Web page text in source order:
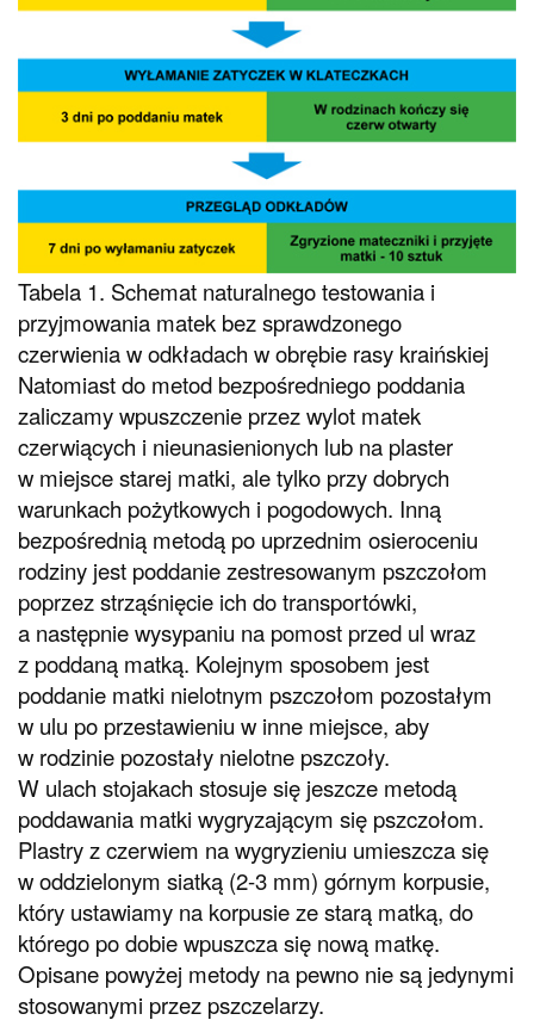
Tabela 1. Schemat naturalnego testowania i
przyjmowania matek bez sprawdzonego
czerwienia w odkładach w obrębie rasy kraińskiej
Natomiast do metod bezpośredniego poddania
zaliczamy wpuszczenie przez wylot matek
czerwiących i nieunasienionych lub na plaster
w miejsce starej matki, ale tylko przy dobrych
warunkach pożytkowych i pogodowych. Inną
bezpośrednią metodą po uprzednim osieroceniu
rodziny jest poddanie zestresowanym pszczołom
poprzez strząśnięcie ich do transportówki,
a następnie wysypaniu na pomost przed ul wraz
z poddaną matką. Kolejnym sposobem jest
poddanie matki nielotnym pszczołom pozostałym
w ulu po przestawieniu w inne miejsce, aby
w rodzinie pozostały nielotne pszczoły.
W ulach stojakach stosuje się jeszcze metodą
poddawania matki wygryzającym się pszczołom.
Plastry z czerwiem na wygryzieniu umieszcza się
w oddzielonym siatką (2-3 mm) górnym korpusie,
który ustawiamy na korpusie ze starą matką, do
którego po dobie wpuszcza się nową matkę.
Opisane powyżej metody na pewno nie są jedynymi
stosowanymi przez pszczelarzy.